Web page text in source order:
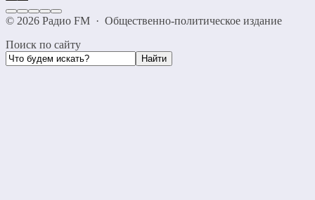
© 2026 Радио FM · Общественно-политическое издание
Поиск по сайту